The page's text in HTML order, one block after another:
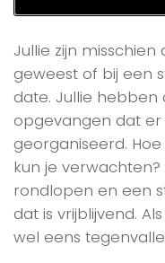
Jullie zijn
geweest of bij een
date. Jullie hebben
opgevangen dat er
georganiseerd.
kun je
rondlopen en een
dat is vrijblijvend.
wel eens